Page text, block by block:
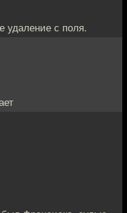
удаление с поля.